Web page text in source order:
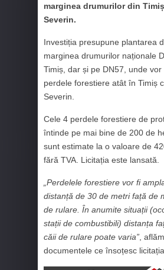
marginea drumurilor din
Severin.
Investiția presupune plantarea
marginea drumurilor naționale
Timiș, dar și pe DN57, unde
perdele forestiere atât în Timiș
Severin.
Cele 4 perdele forestiere de
întinde pe mai bine de 200 de
sunt estimate la o valoare de
fără TVA. Licitația este lansată.
„Perdelele forestiere vor fi
distanță de 30 de metri față de
de rulare. În anumite situații
stații de combustibili) distanța
căii de rulare poate varia”,
documentele ce însoțesc